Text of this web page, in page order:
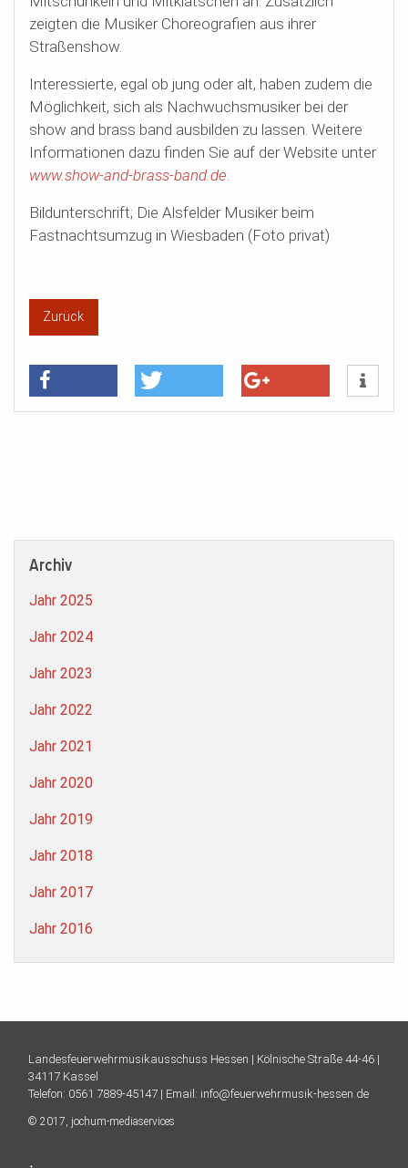
zeigten die Musiker Choreografien aus ihrer
Straßenshow.
Interessierte, egal ob jung oder alt, haben zudem die
Möglichkeit, sich als Nachwuchsmusiker bei der
show and brass band ausbilden zu lassen. Weitere
Informationen dazu finden Sie auf der Website unter
www.show-and-brass-band.de
Bildunterschrift; Die Alsfelder Musiker beim
Fastnachtsumzug in Wiesbaden (Foto privat)
Zurück
Archiv
Jahr 2025
Jahr 2024
Jahr 2023
Jahr 2022
Jahr 2021
Jahr 2020
Jahr 2019
Jahr 2018
Jahr 2017
Jahr 2016
Landesfeuerwehrmusikausschuss Hessen | Kölnische Straße 44-46 |
34117 Kassel
Telefon: 0561 7889-45147 | Email: info@feuerwehrmusik-hessen.de
© 2017, jochum-mediaservices